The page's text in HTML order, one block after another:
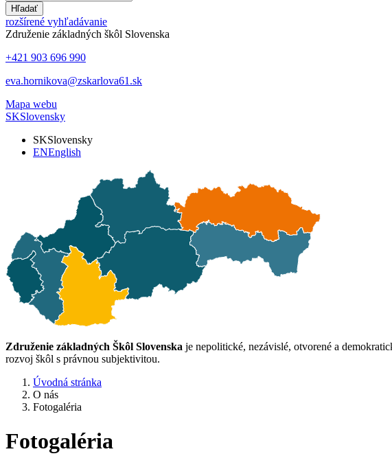
Hľadať
rozšírené vyhľadávanie
Združenie základných škôl Slovenska
+421 903 696 990
eva.hornikova@zskarlova61.sk
Mapa webu
SKSlovensky
SKSlovensky
ENEnglish
Združenie základných Škôl Slovenska je nepolitické, nezávislé, otvorené a
rozvoj škôl s právnou subjektivitou.
Úvodná stránka
O nás
Fotogaléria
Fotogaléria